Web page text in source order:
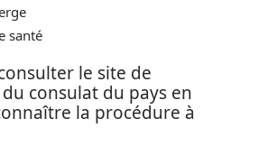
santé
le site de
du consulat du pays en
la procédure à